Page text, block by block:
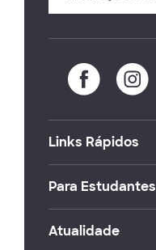
Links Rápidos
Para Estudantes
Atualidade